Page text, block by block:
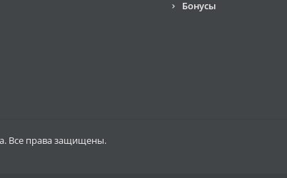
Бонусы
Все права защищены.